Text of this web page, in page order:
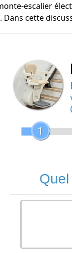
escalier
Dans cette
1